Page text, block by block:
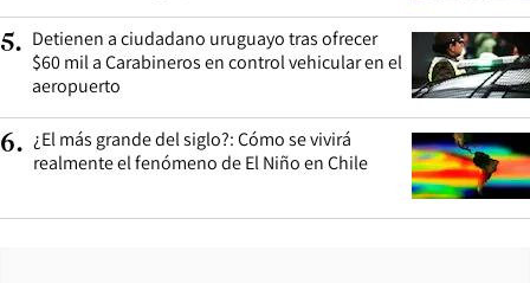
5. Detienen a ciudadano uruguayo tras ofrecer
$60 mil a Carabineros en control vehicular en el
aeropuerto
6. ¿El más grande del siglo?: Cómo se vivirá
realmente el fenómeno de El Niño en Chile